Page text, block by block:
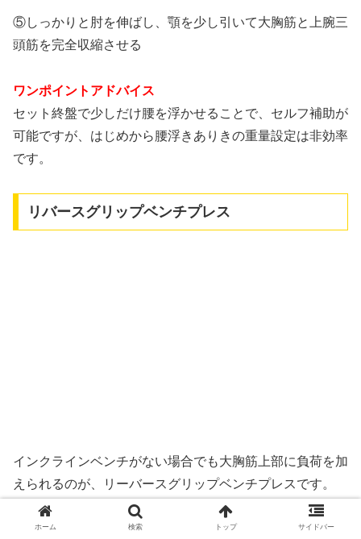
⑤しっかりと肘を伸ばし、顎を少し引いて大胸筋と上腕三
頭筋を完全収縮させる
ワンポイントアドバイス
セット終盤で少しだけ腰を浮かせることで、セルフ補助が
可能ですが、はじめから腰浮きありきの重量設定は非効率
です。
リバースグリップベンチプレス
インクラインベンチがない場合でも大胸筋上部に負荷を加
えられるのが、リーバースグリップベンチプレスです。
どうしても、ラックアウトが不安定になりますので、必ず
ホーム 検索 トップ サイドバー